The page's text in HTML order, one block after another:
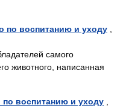
по воспитанию и уходу
самого
животного, написанная
воспитанию и уходу